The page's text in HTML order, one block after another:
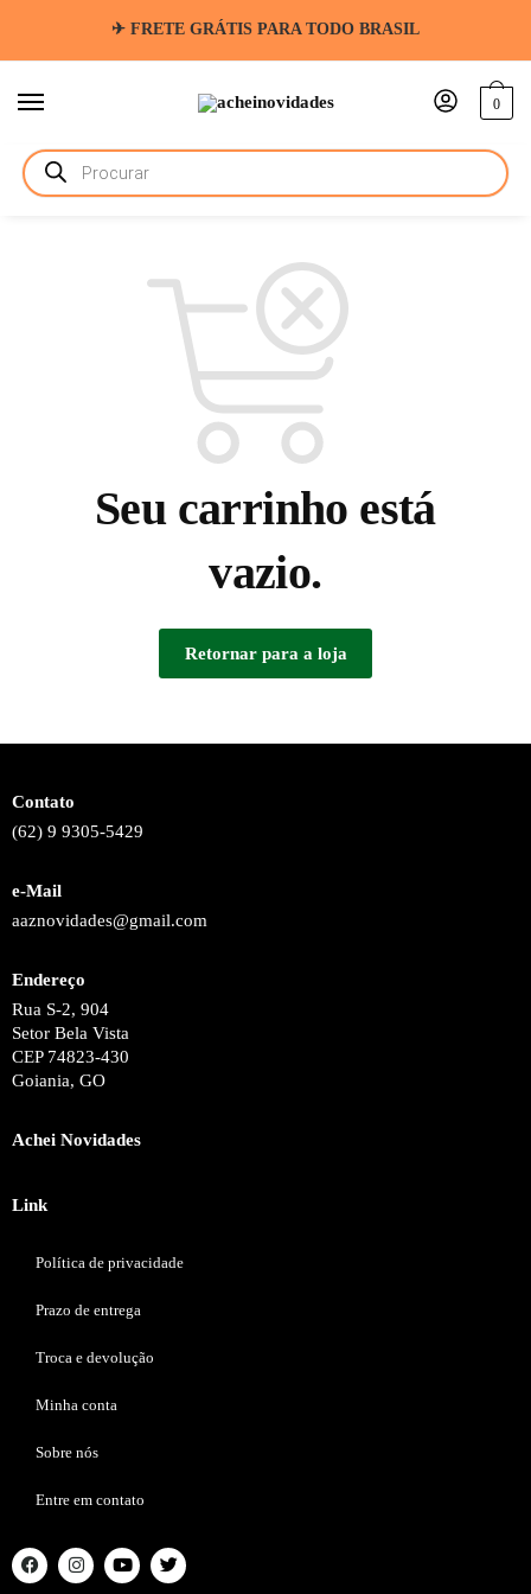
✈ FRETE GRÁTIS PARA TODO BRASIL
0
Seu carrinho está
vazio.
Retornar para a loja
Contato
(62) 9 9305-5429
e-Mail
aaznovidades@gmail.com
Endereço
Rua S-2, 904
Setor Bela Vista
CEP 74823-430
Goiania, GO
Achei Novidades
Link
Política de privacidade
Prazo de entrega
Troca e devolução
Minha conta
Sobre nós
Entre em contato